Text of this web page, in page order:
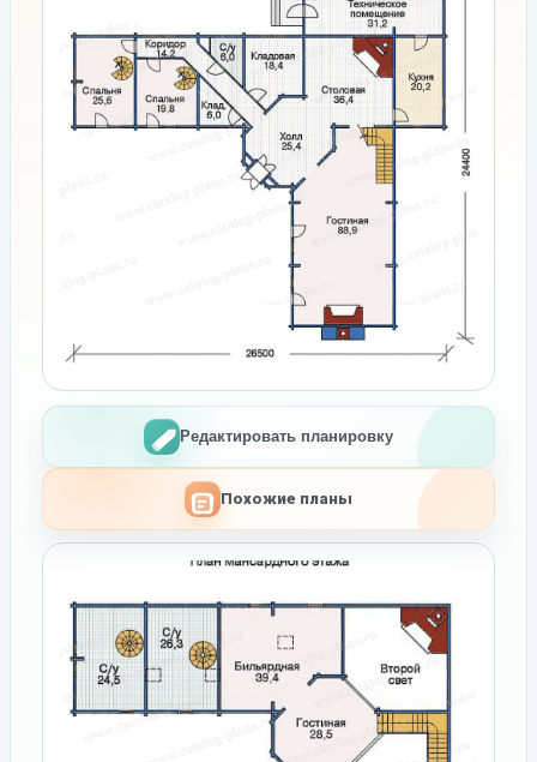
Редактировать планировку
Похожие планы